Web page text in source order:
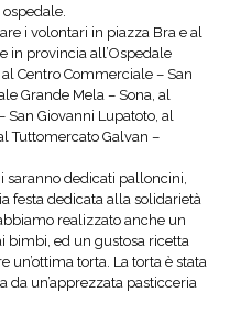
i volontari in piazza Bra e al
in provincia all’Ospedale
Centro Commerciale – San
Grande Mela – Sona, al
San Giovanni Lupatoto, al
Tuttomercato Galvan –
saranno dedicati palloncini,
festa dedicata alla solidarietà
realizzato anche un
bimbi, ed un gustosa ricetta
un’ottima torta. La torta è stata
da un’apprezzata pasticceria